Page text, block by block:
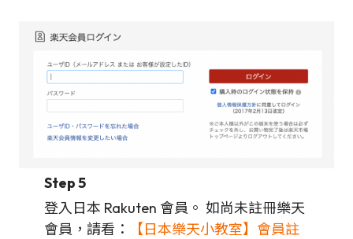
Step 5
登入日本 Rakuten 會員。 如尚未註冊樂天
會員，請看：
【日本樂天小教室】會員註